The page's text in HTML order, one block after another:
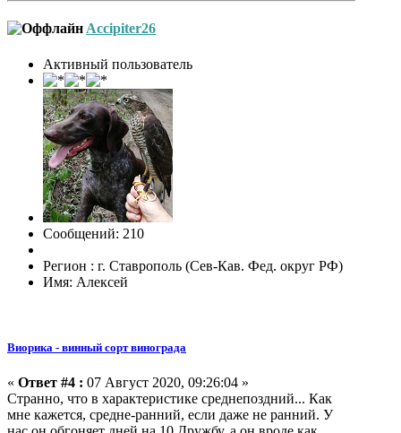
Accipiter26
Активный пользователь
Сообщений: 210
Регион : г. Ставрополь (Сев-Кав. Фед. округ РФ)
Имя: Алексей
Виорика - винный сорт винограда
« Ответ #4 : 07 Август 2020, 09:26:04 »
Странно, что в характеристике среднепоздний... Как
мне кажется, средне-ранний, если даже не ранний. У